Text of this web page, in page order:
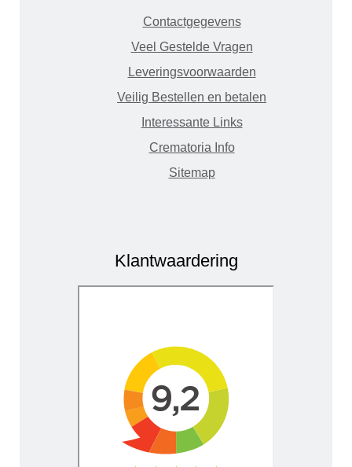
Contactgegevens
Veel Gestelde Vragen
Leveringsvoorwaarden
Veilig Bestellen en betalen
Interessante Links
Crematoria Info
Sitemap
Klantwaardering